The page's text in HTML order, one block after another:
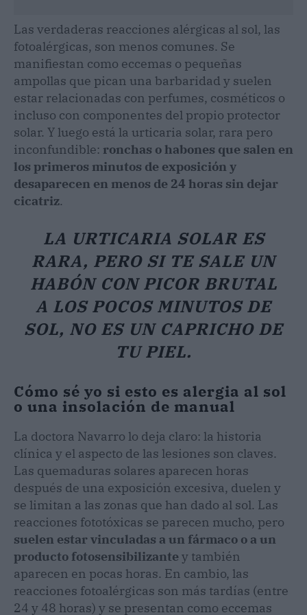
Las verdaderas reacciones alérgicas al sol, las
fotoalérgicas, son menos comunes. Se
manifiestan como eccemas o pequeñas
ampollas que pican una barbaridad y suelen
estar relacionadas con perfumes, cosméticos o
incluso con componentes del propio protector
solar. Y luego está la urticaria solar, rara pero
inconfundible: ronchas o habones que salen en
los primeros minutos de exposición y
desaparecen en menos de 24 horas sin dejar
cicatriz.
LA URTICARIA SOLAR ES
RARA, PERO SI TE SALE UN
HABÓN CON PICOR BRUTAL
A LOS POCOS MINUTOS DE
SOL, NO ES UN CAPRICHO DE
TU PIEL.
Cómo sé yo si esto es alergia al sol
o una insolación de manual
La doctora Navarro lo deja claro: la historia
clínica y el aspecto de las lesiones son claves.
Las quemaduras solares aparecen horas
después de una exposición excesiva, duelen y
se limitan a las zonas que han dado al sol. Las
reacciones fototóxicas se parecen mucho, pero
suelen estar vinculadas a un fármaco o a un
producto fotosensibilizantey también
aparecen en pocas horas. En cambio, las
reacciones fotoalérgicas son más tardías (entre
24 y 48 horas) y se presentan como eccemas